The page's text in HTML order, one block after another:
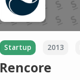
Startup 2013
Rencore